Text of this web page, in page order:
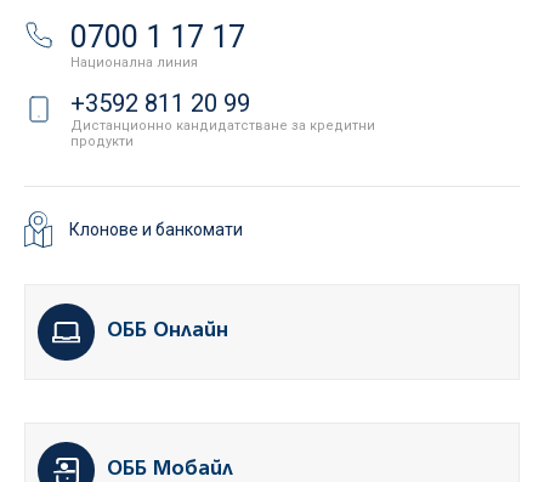
0700 1 17 17
Национална линия
+3592 811 20 99
Дистанционно кандидатстване за кредитни
продукти
Клонове и банкомати
ОББ Онлайн
ОББ Мобайл